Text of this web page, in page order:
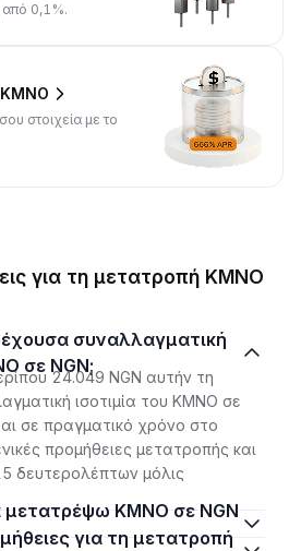
από 0,1%.
στοιχεία με το
για τη μετατροπή KMNO
σε NGN;
24.049 NGN αυτήν τη
ισοτιμία του KMNO σε
σε πραγματικό χρόνο στο
προμήθειες μετατροπής και
δευτερολέπτων μόλις